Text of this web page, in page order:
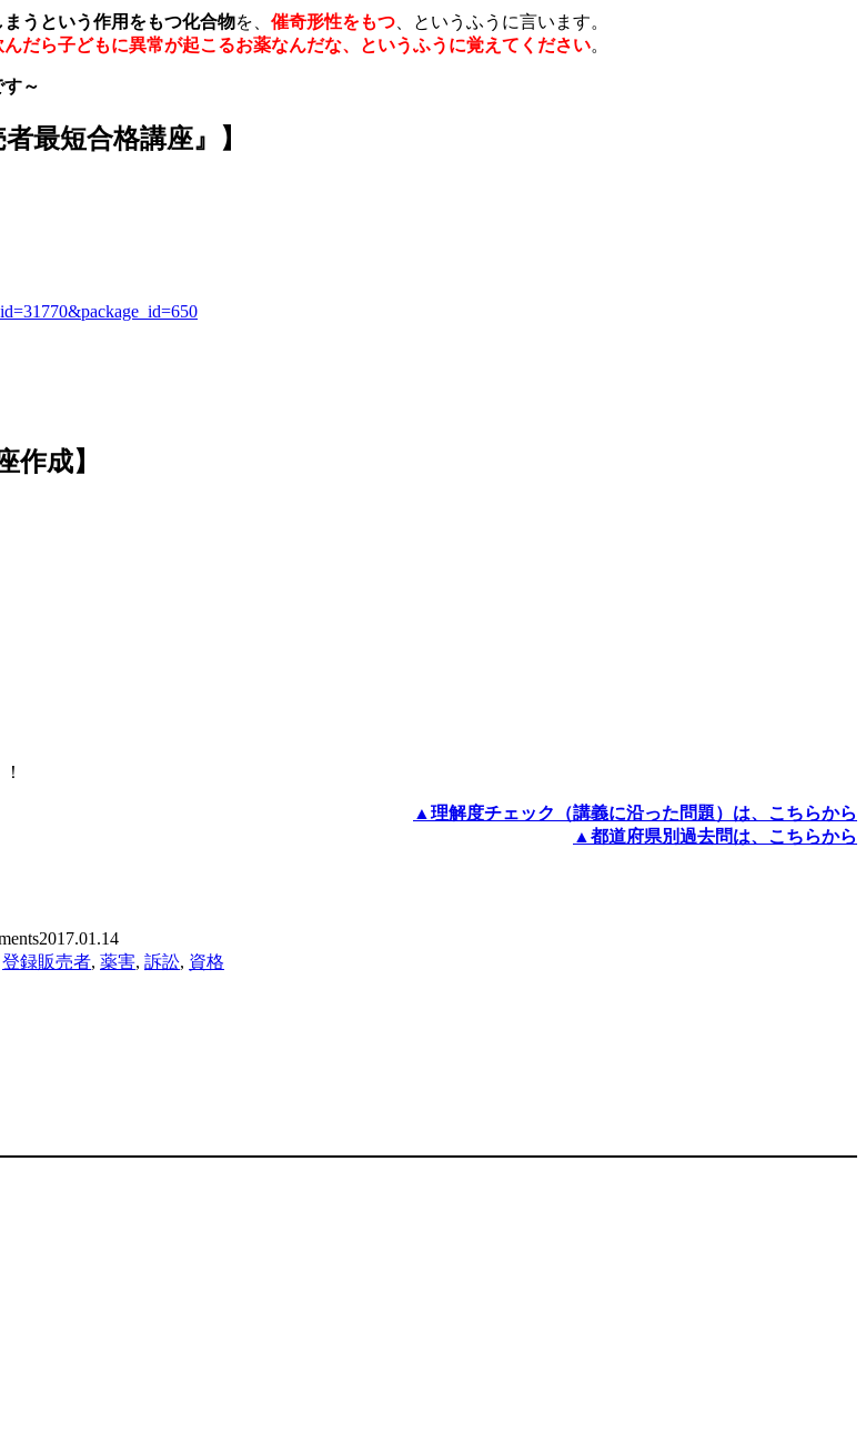
うという作用をもつ化合物を、 催奇形性をもつ 、というふうに言います。
だら子どもに異常が起こるお薬なんだな、というふうに覚えてください。
～
最短合格講座』】
作成】
▲理解度チェック（講義に沿った問題）は、こちらから
▲都道府県別過去問は、こちらから
2017.01.14
登録販売者, 薬害, 訴訟, 資格